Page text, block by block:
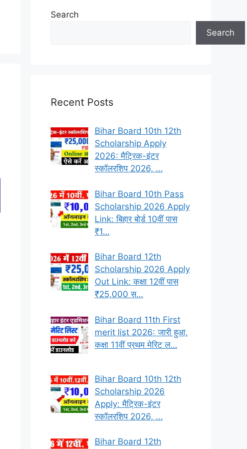
Search
Search
Recent Posts
Bihar Board 10th 12th
Scholarship Apply
2026: मैट्रिक-इंटर
स्कॉलरशिप 2026, …
Bihar Board 10th Pass
Scholarship 2026 Apply
Link: बिहार बोर्ड 10वीं पास
₹1…
Bihar Board 12th
Scholarship 2026 Apply
Out Link: कक्षा 12वीं पास
₹25,000 स…
Bihar Board 11th First
merit list 2026: जारी हुआ,
कक्षा 11वीं प्रथम मेरिट ल…
Bihar Board 10th 12th
Scholarship 2026
Apply: मैट्रिक-इंटर
स्कॉलरशिप 2026, …
Bihar Board 12th